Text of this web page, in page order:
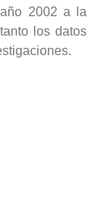
2002 a la
los datos